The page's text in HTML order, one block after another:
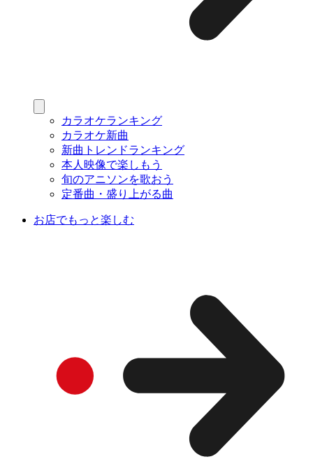
カラオケランキング
カラオケ新曲
新曲トレンドランキング
本人映像で楽しもう
旬のアニソンを歌おう
定番曲・盛り上がる曲
お店でもっと楽しむ